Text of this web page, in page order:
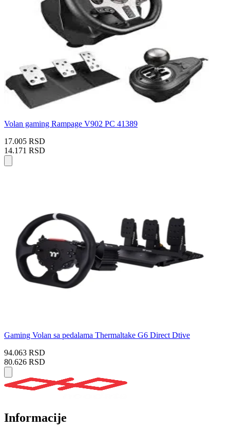
Volan gaming Rampage V902 PC 41389
17.005 RSD
14.171 RSD
Gaming Volan sa pedalama Thermaltake G6 Direct Dtive
94.063 RSD
80.626 RSD
Informacije